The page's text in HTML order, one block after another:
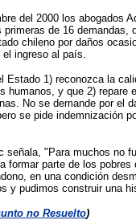
del 2000 los abogados
primeras de 16 demandas,
chileno por daños
el ingreso al país.
Estado 1) reconozca la
humanos, y que 2) repare
No se demande por el
se pide indemnización
señala, "Para muchos no
formar parte de los
en una condición
y pudimos construir una
no Resuelto)